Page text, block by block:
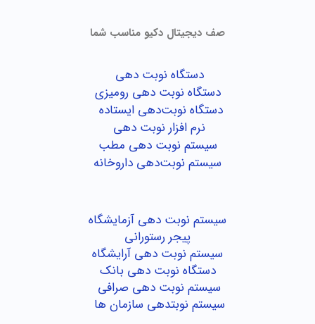
صف دیجیتال دکیو مناسب شما
دستگاه نوبت دهی
دستگاه نوبت دهی رومیزی
دستگاه نوبت‌دهی ایستاده
نرم افزار نوبت دهی
سیستم نوبت دهی مطب
سیستم نوبت‌دهی داروخانه
سیستم نوبت دهی آزمایشگاه
پیجر رستورانی
سیستم نوبت دهی آرایشگاه
دستگاه نوبت دهی بانک
سیستم نوبت دهی صرافی
سیستم نوبتدهی سازمان ها